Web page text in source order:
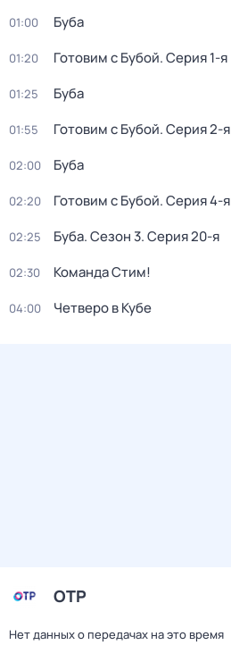
01:00 Буба
01:20 Готовим с Бубой. Серия 1-я
01:25 Буба
01:55 Готовим с Бубой. Серия 2-я
02:00 Буба
02:20 Готовим с Бубой. Серия 4-я
02:25 Буба. Сезон 3. Серия 20-я
02:30 Команда Стим!
04:00 Четверо в Кубе
ОТР
Нет данных о передачах на это время